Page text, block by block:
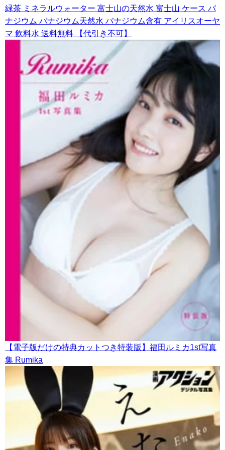
緑茶 ミネラルウォーター 富士山の天然水 富士山 ケース バ
ナジウム バナジウム天然水 バナジウム含有 アイリスオーヤ
マ 飲料水 送料無料 【代引き不可】
【電子版だけの特典カットつき特装版】福田ルミカ1st写真
集 Rumika